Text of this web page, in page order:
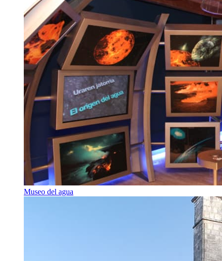
Museo del agua